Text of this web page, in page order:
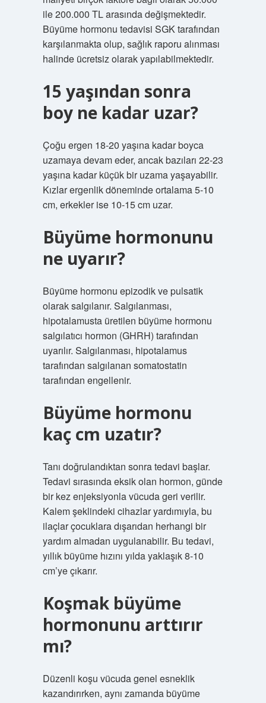
ile 200.000 TL arasında değişmektedir.
Büyüme hormonu tedavisi SGK tarafından
karşılanmakta olup, sağlık raporu alınması
halinde ücretsiz olarak yapılabilmektedir.
15 yaşından sonra
boy ne kadar uzar?
Çoğu ergen 18-20 yaşına kadar boyca
uzamaya devam eder, ancak bazıları 22-23
yaşına kadar küçük bir uzama yaşayabilir.
Kızlar ergenlik döneminde ortalama 5-10
cm, erkekler ise 10-15 cm uzar.
Büyüme hormonunu
ne uyarır?
Büyüme hormonu epizodik ve pulsatik
olarak salgılanır. Salgılanması,
hipotalamusta üretilen büyüme hormonu
salgılatıcı hormon (GHRH) tarafından
uyarılır. Salgılanması, hipotalamus
tarafından salgılanan somatostatin
tarafından engellenir.
Büyüme hormonu
kaç cm uzatır?
Tanı doğrulandıktan sonra tedavi başlar.
Tedavi sırasında eksik olan hormon, günde
bir kez enjeksiyonla vücuda geri verilir.
Kalem şeklindeki cihazlar yardımıyla, bu
ilaçlar çocuklara dışarıdan herhangi bir
yardım almadan uygulanabilir. Bu tedavi,
yıllık büyüme hızını yılda yaklaşık 8-10
cm’ye çıkarır.
Koşmak büyüme
hormonunu arttırır
mı?
Düzenli koşu vücuda genel esneklik
kazandırırken, aynı zamanda büyüme